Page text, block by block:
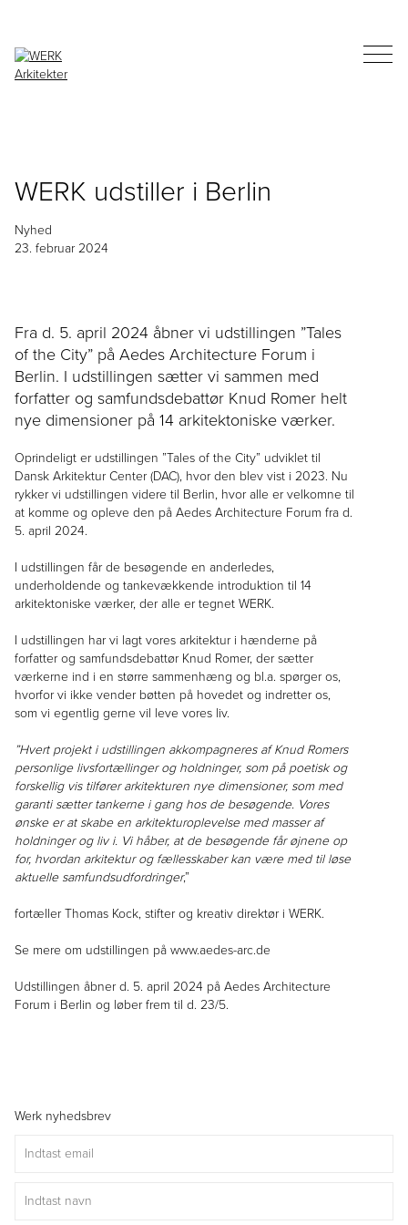
WERK udstiller i Berlin
Nyhed
23. februar 2024
Fra d. 5. april 2024 åbner vi udstillingen ”Tales
of the City” på Aedes Architecture Forum i
Berlin. I udstillingen sætter vi sammen med
forfatter og samfundsdebattør Knud Romer helt
nye dimensioner på 14 arkitektoniske værker.
Oprindeligt er udstillingen ”Tales of the City” udviklet til
Dansk Arkitektur Center (DAC), hvor den blev vist i 2023. Nu
rykker vi udstillingen videre til Berlin, hvor alle er velkomne til
at komme og opleve den på Aedes Architecture Forum fra d.
5. april 2024.
I udstillingen får de besøgende en anderledes,
underholdende og tankevækkende introduktion til 14
arkitektoniske værker, der alle er tegnet WERK.
I udstillingen har vi lagt vores arkitektur i hænderne på
forfatter og samfundsdebattør Knud Romer, der sætter
værkerne ind i en større sammenhæng og bl.a. spørger os,
hvorfor vi ikke vender bøtten på hovedet og indretter os,
som vi egentlig gerne vil leve vores liv.
”Hvert projekt i udstillingen akkompagneres af Knud Romers
personlige livsfortællinger og holdninger, som på poetisk og
forskellig vis tilfører arkitekturen nye dimensioner, som med
garanti sætter tankerne i gang hos de besøgende. Vores
ønske er at skabe en arkitekturoplevelse med masser af
holdninger og liv i. Vi håber, at de besøgende får øjnene op
for, hvordan arkitektur og fællesskaber kan være med til løse
aktuelle samfundsudfordringer,”
fortæller Thomas Kock, stifter og kreativ direktør i WERK.
Se mere om udstillingen på www.aedes-arc.de
Udstillingen åbner d. 5. april 2024 på Aedes Architecture
Forum i Berlin og løber frem til d. 23/5.
Werk nyhedsbrev